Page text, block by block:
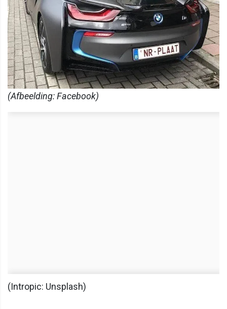
(Afbeelding: Facebook)
(Intropic: Unsplash)